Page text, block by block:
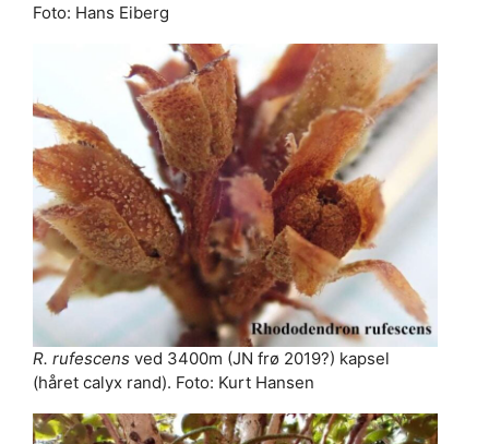
Foto: Hans Eiberg
R. rufescens ved 3400m (JN frø 2019?) kapsel
(håret calyx rand). Foto: Kurt Hansen